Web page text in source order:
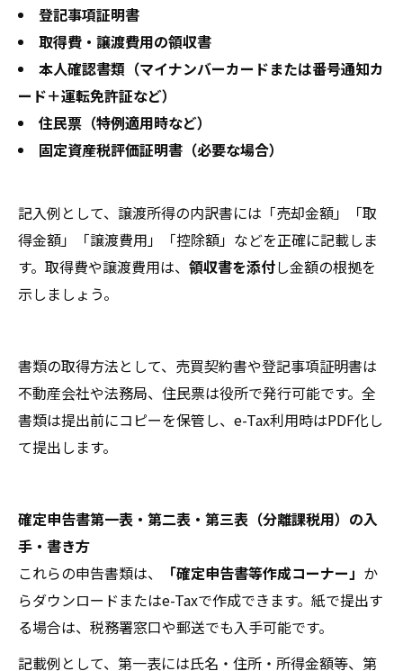
登記事項証明書
取得費・譲渡費用の領収書
本人確認書類（マイナンバーカードまたは番号通知カ
ード＋運転免許証など）
住民票（特例適用時など）
固定資産税評価証明書（必要な場合）
記入例として、譲渡所得の内訳書には「売却金額」「取
得金額」「譲渡費用」「控除額」などを正確に記載しま
す。取得費や譲渡費用は、 領収書を添付し金額の根拠を
示しましょう。
書類の取得方法として、売買契約書や登記事項証明書は
不動産会社や法務局、住民票は役所で発行可能です。全
書類は提出前にコピーを保管し、e-Tax利用時はPDF化し
て提出します。
確定申告書第一表・第二表・第三表（分離課税用）の入
手・書き方
これらの申告書類は、
「確定申告書等作成コーナー」 か
らダウンロードまたはe-Taxで作成できます。紙で提出す
る場合は、税務署窓口や郵送でも入手可能です。
記載例として、第一表には氏名・住所・所得金額等、第